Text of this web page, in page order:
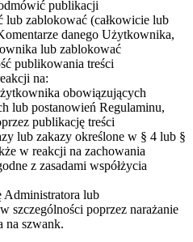
publikacji
lub zablokować (całkowicie lub
danego Użytkownika,
lub zablokować
publikowania treści
na:
obowiązujących
lub postanowień Regulaminu,
publikację treści
lub zakazy określone w § 4 lub §
w reakcji na zachowania
z zasadami współżycia
Administratora lub
szczególności poprzez narażanie
na szwank.